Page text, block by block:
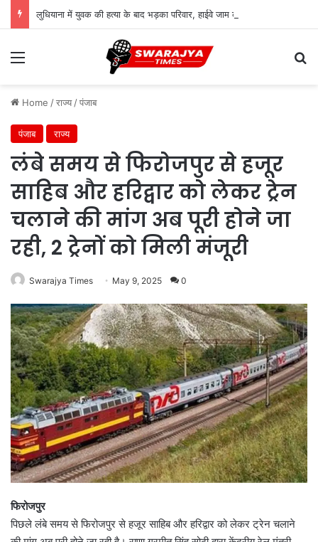
Menu
Home /राज्य /पंजाब
पंजाब राज्य
लंबे समय से फिरोजपुर से हजूर
साहिब और हरिद्वार को लेकर ट्रेन
चलाने की मांग अब पूरी होने जा
रही, 2 ट्रेनों को मिली मंजूरी
Swarajya Times May 9, 2025 0
फिरोजपुर
पिछले लंबे समय से फिरोजपुर से हजूर साहिब और हरिद्वार को लेकर ट्रेन चलाने